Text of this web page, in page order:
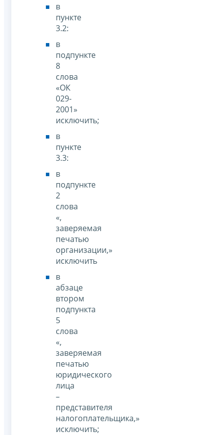
в
пункте
3.2:
в
подпункте
8
слова
«ОК
029-
2001»
исключить;
в
пункте
3.3:
в
подпункте
2
слова
«,
заверяемая
печатью
организации,»
исключить
в
абзаце
втором
подпункта
5
слова
«,
заверяемая
печатью
юридического
лица
–
представителя
налогоплательщика,»
исключить;